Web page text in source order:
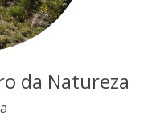
da Natureza